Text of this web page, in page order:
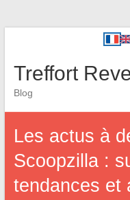
Treffort
Blog
Les actus à
Scoopzilla :
tendances et